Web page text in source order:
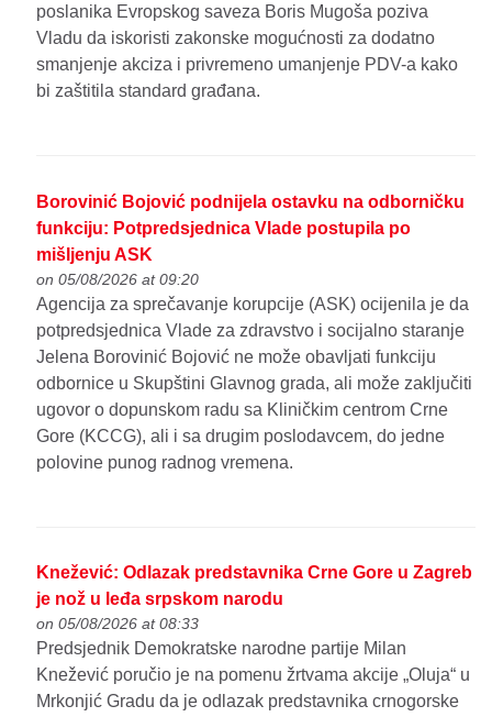
poslanika Evropskog saveza Boris Mugoša poziva
Vladu da iskoristi zakonske mogućnosti za dodatno
smanjenje akciza i privremeno umanjenje PDV-a kako
bi zaštitila standard građana.
Borovinić Bojović podnijela ostavku na odborničku
funkciju: Potpredsjednica Vlade postupila po
mišljenju ASK
on 05/08/2026 at 09:20
Agencija za sprečavanje korupcije (ASK) ocijenila je da
potpredsjednica Vlade za zdravstvo i socijalno staranje
Jelena Borovinić Bojović ne može obavljati funkciju
odbornice u Skupštini Glavnog grada, ali može zaključiti
ugovor o dopunskom radu sa Kliničkim centrom Crne
Gore (KCCG), ali i sa drugim poslodavcem, do jedne
polovine punog radnog vremena.
Knežević: Odlazak predstavnika Crne Gore u Zagreb
je nož u leđa srpskom narodu
on 05/08/2026 at 08:33
Predsjednik Demokratske narodne partije Milan
Knežević poručio je na pomenu žrtvama akcije „Oluja“ u
Mrkonjić Gradu da je odlazak predstavnika crnogorske